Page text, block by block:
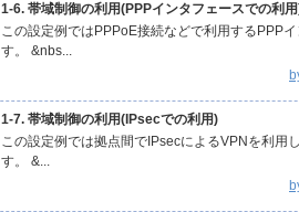
1-6. 帯域制御の利用(PPPインタフェースでの利
この設定例ではPPPoE接続などで利用するPPP
す。 &nbs...
1-7. 帯域制御の利用(IPsecでの利用)
この設定例では拠点間でIPsecによるVPNを利用
す。 &...